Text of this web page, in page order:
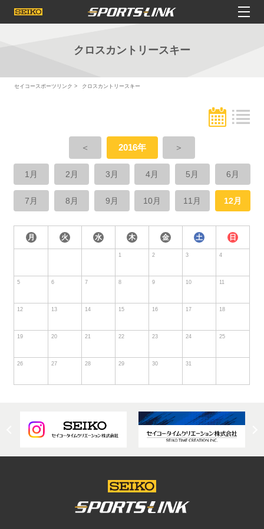
クロスカントリースキー
セイコースポーツリンク クロスカントリースキー
＜ 2016年 ＞
1月 2月 3月 4月 5月 6月
7月 8月 9月 10月 11月 12月
月 火 水 木 金 土 日
1 2 3 4
5 6 7 8 9 10 11
12 13 14 15 16 17 18
19 20 21 22 23 24 25
26 27 28 29 30 31